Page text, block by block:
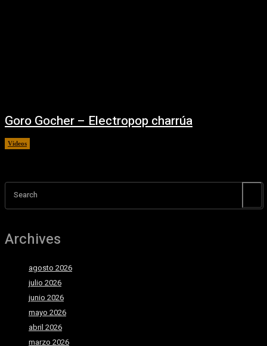
Goro Gocher – Electropop charrúa
Videos
Search
Archives
agosto 2026
julio 2026
junio 2026
mayo 2026
abril 2026
marzo 2026